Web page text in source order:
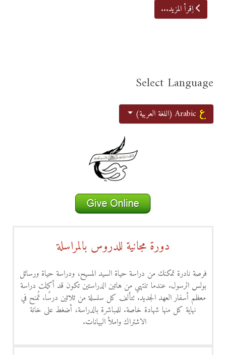
اِقرأ المزيد...
Select Language
اختر لغتك
Arabic (اللغة العربية)
دورة مجانية للدروس بالمراسلة
فرصة نادرة تمكنك من دراسة حياة السيد المسيح، ودراسة حياة ورسائل
بولس الرسول. عندما تنتهي من هاتين الدراستين تكون قد أكملت دراسة
معظم أسفار العهد الجديد. تتألف كل سلسلة من ثلاثين درسًا. تُمنح في
نهاية كل منها شهادة خاصة. للمباشرة بالدراسة، أضغط على خانة
الاشتراك واملأ البيانات.